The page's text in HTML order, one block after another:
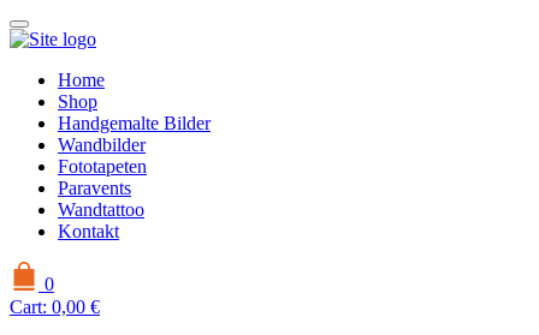
Home
Shop
Handgemalte Bilder
Wandbilder
Fototapeten
Paravents
Wandtattoo
Kontakt
0
Cart: 0,00 €